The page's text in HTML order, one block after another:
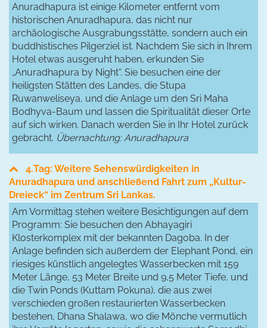
Anuradhapura ist einige Kilometer entfernt vom
historischen Anuradhapura, das nicht nur
archäologische Ausgrabungsstätte, sondern auch ein
buddhistisches Pilgerziel ist. Nachdem Sie sich in Ihrem
Hotel etwas ausgeruht haben, erkunden Sie
„Anuradhapura by Night“. Sie besuchen eine der
heiligsten Stätten des Landes, die Stupa
Ruwanweliseya, und die Anlage um den Sri Maha
Bodhyva-Baum und lassen die Spiritualität dieser Orte
auf sich wirken. Danach werden Sie in Ihr Hotel zurück
gebracht. Übernachtung: Anuradhapura
4.Tag: Weitere Sehenswürdigkeiten in
Anuradhapura und anschließend Fahrt zum „Kultur-
Dreieck“ im Zentrum Sri Lankas.
Am Vormittag stehen weitere Besichtigungen auf dem
Programm: Sie besuchen den Abhayagiri
Klosterkomplex mit der bekannten Dagoba. In der
Anlage befinden sich außerdem der Elephant Pond, ein
riesiges künstlich angelegtes Wasserbecken mit 159
Meter Länge, 53 Meter Breite und 9,5 Meter Tiefe, und
die Twin Ponds (Kuttam Pokuna), die aus zwei
verschieden großen restaurierten Wasserbecken
bestehen, Dhana Shalawa, wo die Mönche vermutlich